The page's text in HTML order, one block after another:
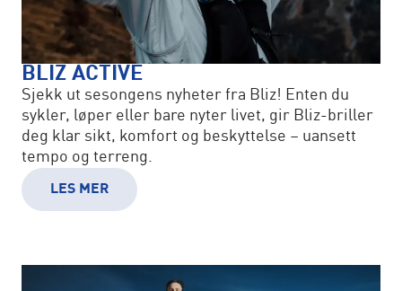
BLIZ ACTIVE
Sjekk ut sesongens nyheter fra Bliz! Enten du
sykler, løper eller bare nyter livet, gir Bliz-briller
deg klar sikt, komfort og beskyttelse – uansett
tempo og terreng.
LES MER